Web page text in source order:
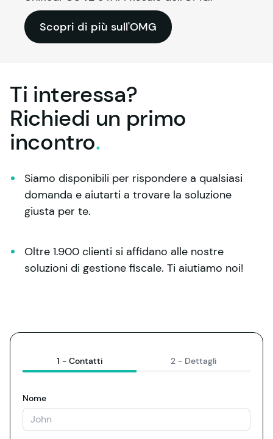
Scopri di più sull'OMG
Ti interessa?
Richiedi un primo
incontro.
Siamo disponibili per rispondere a qualsiasi
domanda e aiutarti a trovare la soluzione
giusta per te.
Oltre 1.900 clienti si affidano alle nostre
soluzioni di gestione fiscale. Ti aiutiamo noi!
1 - Contatti 2 - Dettagli
Nome